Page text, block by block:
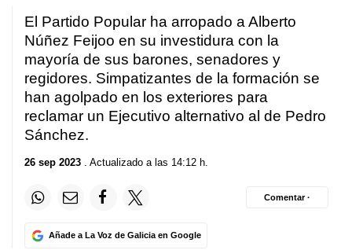
El Partido Popular ha arropado a Alberto
Núñez Feijoo en su investidura con la
mayoría de sus barones, senadores y
regidores. Simpatizantes de la formación se
han agolpado en los exteriores para
reclamar un Ejecutivo alternativo al de Pedro
Sánchez.
26 sep 2023 . Actualizado a las 14:12 h.
Añade a La Voz de Galicia en Google
Comentar ·